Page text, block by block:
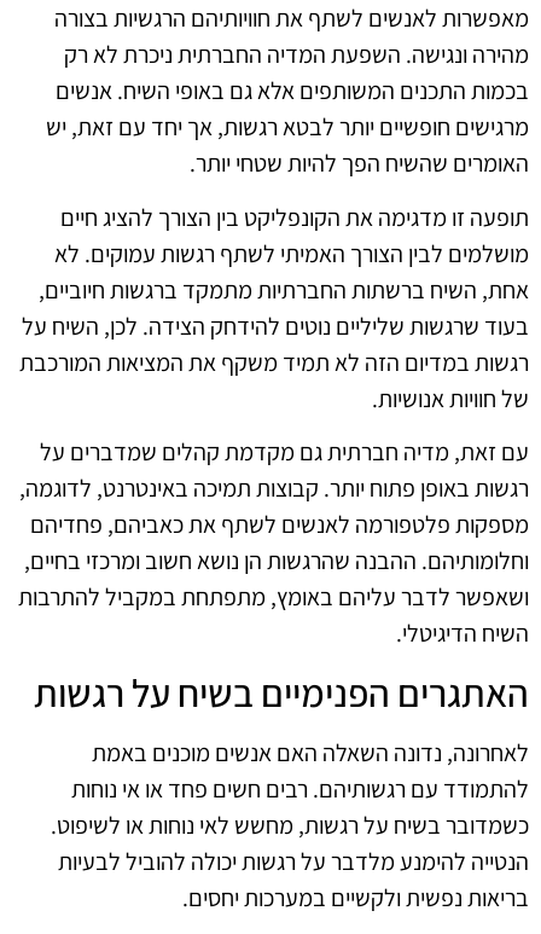
מאפשרות לאנשים לשתף את חוויותיהם הרגשיות בצורה
מהירה ונגישה. השפעת המדיה החברתית ניכרת לא רק
בכמות התכנים המשותפים אלא גם באופי השיח. אנשים
מרגישים חופשיים יותר לבטא רגשות, אך יחד עם זאת, יש
האומרים שהשיח הפך להיות שטחי יותר.
תופעה זו מדגימה את הקונפליקט בין הצורך להציג חיים
מושלמים לבין הצורך האמיתי לשתף רגשות עמוקים. לא
אחת, השיח ברשתות החברתיות מתמקד ברגשות חיוביים,
בעוד שרגשות שליליים נוטים להידחק הצידה. לכן, השיח על
רגשות במדיום הזה לא תמיד משקף את המציאות המורכבת
של חוויות אנושיות.
עם זאת, מדיה חברתית גם מקדמת קהלים שמדברים על
רגשות באופן פתוח יותר. קבוצות תמיכה באינטרנט, לדוגמה,
מספקות פלטפורמה לאנשים לשתף את כאביהם, פחדיהם
וחלומותיהם. ההבנה שהרגשות הן נושא חשוב ומרכזי בחיים,
ושאפשר לדבר עליהם באומץ, מתפתחת במקביל להתרבות
השיח הדיגיטלי.
האתגרים הפנימיים בשיח על רגשות
לאחרונה, נדונה השאלה האם אנשים מוכנים באמת
להתמודד עם רגשותיהם. רבים חשים פחד או אי נוחות
כשמדובר בשיח על רגשות, מחשש לאי נוחות או לשיפוט.
הנטייה להימנע מלדבר על רגשות יכולה להוביל לבעיות
בריאות נפשית ולקשיים במערכות יחסים.